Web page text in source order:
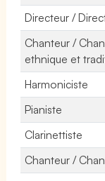
Directeur /
Chanteur /
ethnique et
Harmoniciste
Pianiste
Clarinettiste
Chanteur /